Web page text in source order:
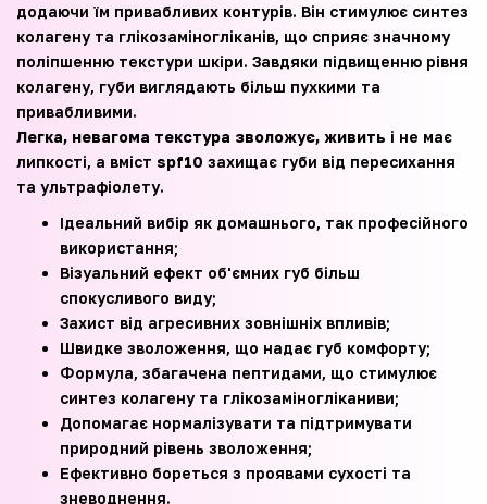
додаючи їм привабливих контурів. Він стимулює синтез
колагену та глікозаміногліканів, що сприяє значному
поліпшенню текстури шкіри. Завдяки підвищенню рівня
колагену, губи виглядають більш пухкими та
привабливими.
Легка, невагома текстура зволожує, живить і не має
липкості, а вміст spf10 захищає губи від пересихання
та ультрафіолету.
Ідеальний вибір як домашнього, так професійного
використання;
Візуальний ефект об'ємних губ більш
спокусливого виду;
Захист від агресивних зовнішніх впливів;
Швидке зволоження, що надає губ комфорту;
Формула, збагачена пептидами, що стимулює
синтез колагену та глікозаміногліканиви;
Допомагає нормалізувати та підтримувати
природний рівень зволоження;
Ефективно бореться з проявами сухості та
зневоднення.